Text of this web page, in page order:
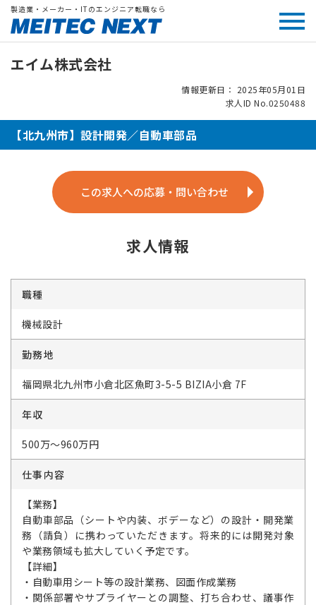
製造業・メーカー・ITのエンジニア転職なら
エイム株式会社
情報更新日： 2025年05月01日
求人ID No.0250488
【北九州市】設計開発／自動車部品
この求人への応募・問い合わせ
求人情報
職種
機械設計
勤務地
福岡県北九州市小倉北区魚町3-5-5 BIZIA小倉 7F
年収
500万～960万円
仕事内容
【業務】
自動車部品（シートや内装、ボデーなど）の設計・開発業
務（請負）に携わっていただきます。将来的には開発対象
や業務領域も拡大していく予定です。
【詳細】
・自動車用シート等の設計業務、図面作成業務
・関係部署やサプライヤーとの調整、打ち合わせ、議事作